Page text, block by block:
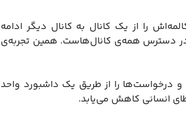
را از یک کانال به کانال دیگر ادامه
دسترس همه‌ی کانال‌هاست. همین تجربه‌ی
درخواست‌ها را از طریق یک داشبورد واحد
انسانی کاهش می‌یابد.